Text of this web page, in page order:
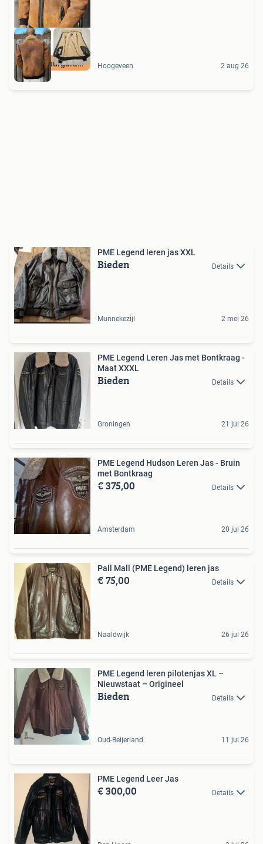
Terugstuurgarantie Hoogeveen 2 aug 26
PME Legend leren jas XXL
Bieden Details
Munnekezijl 2 mei 26
PME Legend Leren Jas met Bontkraag -
Maat XXXL
Bieden Details
Groningen 21 jul 26
PME Legend Hudson Leren Jas - Bruin
met Bontkraag
€ 375,00 Details
Amsterdam 20 jul 26
Pall Mall (PME Legend) leren jas
€ 75,00 Details
Naaldwijk 26 jul 26
PME Legend leren pilotenjas XL –
Nieuwstaat – Origineel
Bieden Details
Oud-Beijerland 11 jul 26
PME Legend Leer Jas
€ 300,00 Details